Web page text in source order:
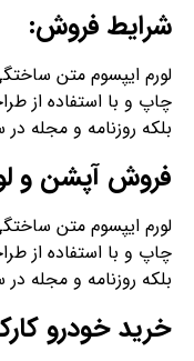
شرایط فروش:
لورم ایپسوم متن
چاپ و با استفاده از
بلکه روزنامه و مجله
فروش آپشن و
لورم ایپسوم متن
چاپ و با استفاده از
بلکه روزنامه و مجله
خرید خودرو